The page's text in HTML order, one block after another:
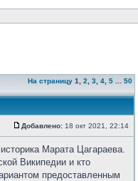
На страницу 1 2 3 4 5 50
Добавлено: 18 окт 2021, 22:14
Марата Цагараева.
Википедии и кто
предоставленным